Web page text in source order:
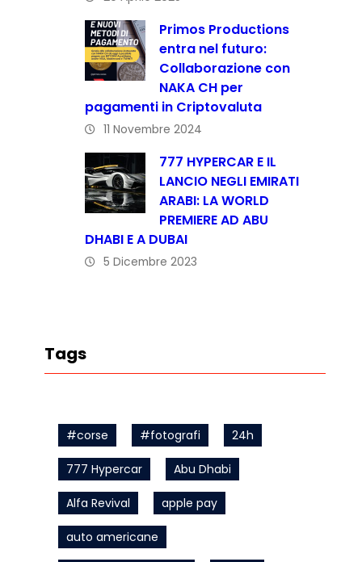
Primos Productions
entra nel futuro:
Collaborazione con
NAKA CH per
pagamenti in Criptovaluta
11 Novembre 2024
777 HYPERCAR E IL
LANCIO NEGLI EMIRATI
ARABI: LA WORLD
PREMIERE AD ABU
DHABI E A DUBAI
5 Dicembre 2023
Tags
#corse #fotografi 24h
777 Hypercar Abu Dhabi
Alfa Revival apple pay
auto americane